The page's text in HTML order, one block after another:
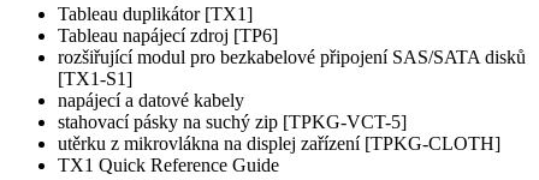
Tableau duplikátor [TX1]
Tableau napájecí zdroj [TP6]
rozšiřující modul pro bezkabelové připojení SAS/SATA disků
[TX1-S1]
napájecí a datové kabely
stahovací pásky na suchý zip [TPKG-VCT-5]
utěrku z mikrovlákna na displej zařízení [TPKG-CLOTH]
TX1 Quick Reference Guide